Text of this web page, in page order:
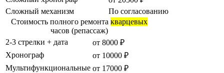
Сложный механизм
По согласованию
Cтоимость полного ремонта кварцевых
часов (репассаж)
2-3 стрелки + дата
от 8000 ₽
Хронограф
от 10000 ₽
Мультифункциональные от 17000 ₽